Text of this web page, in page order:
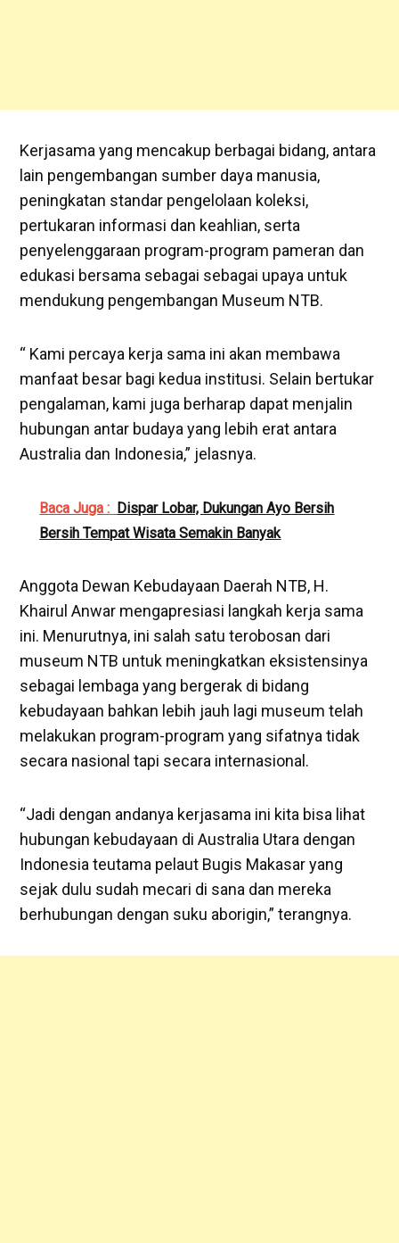
Kerjasama yang mencakup berbagai bidang, antara
lain pengembangan sumber daya manusia,
peningkatan standar pengelolaan koleksi,
pertukaran informasi dan keahlian, serta
penyelenggaraan program-program pameran dan
edukasi bersama sebagai sebagai upaya untuk
mendukung pengembangan Museum NTB.
“ Kami percaya kerja sama ini akan membawa
manfaat besar bagi kedua institusi. Selain bertukar
pengalaman, kami juga berharap dapat menjalin
hubungan antar budaya yang lebih erat antara
Australia dan Indonesia,” jelasnya.
Baca Juga : Dispar Lobar, Dukungan Ayo Bersih
Bersih Tempat Wisata Semakin Banyak
Anggota Dewan Kebudayaan Daerah NTB, H.
Khairul Anwar mengapresiasi langkah kerja sama
ini. Menurutnya, ini salah satu terobosan dari
museum NTB untuk meningkatkan eksistensinya
sebagai lembaga yang bergerak di bidang
kebudayaan bahkan lebih jauh lagi museum telah
melakukan program-program yang sifatnya tidak
secara nasional tapi secara internasional.
“Jadi dengan andanya kerjasama ini kita bisa lihat
hubungan kebudayaan di Australia Utara dengan
Indonesia teutama pelaut Bugis Makasar yang
sejak dulu sudah mecari di sana dan mereka
berhubungan dengan suku aborigin,” terangnya.